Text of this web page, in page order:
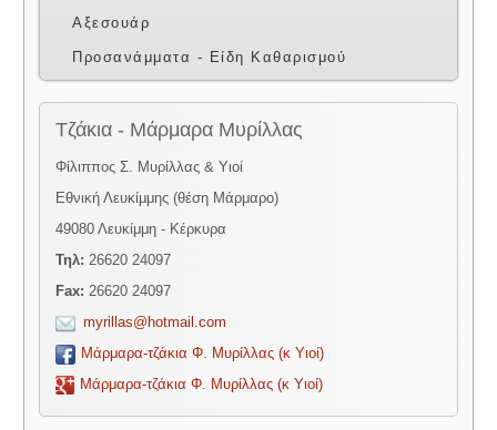
Αξεσουάρ
Προσανάμματα - Είδη Καθαρισμού
Τζάκια - Μάρμαρα Μυρίλλας
Φίλιππος Σ. Μυρίλλας & Υιοί
Εθνική Λευκίμμης (θέση Μάρμαρο)
49080 Λευκίμμη - Κέρκυρα
Τηλ:26620 24097
Fax:26620 24097
myrillas@hotmail.com
Μάρμαρα-τζάκια Φ. Μυρίλλας (κ Υιοί)
Μάρμαρα-τζάκια Φ. Μυρίλλας (κ Υιοί)